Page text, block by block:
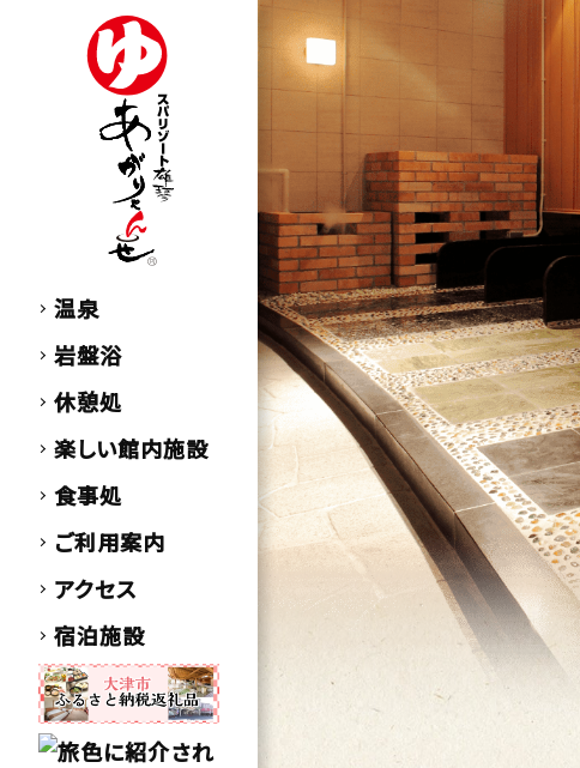
温泉
岩盤浴
休憩処
楽しい館内施設
食事処
ご利用案内
アクセス
宿泊施設